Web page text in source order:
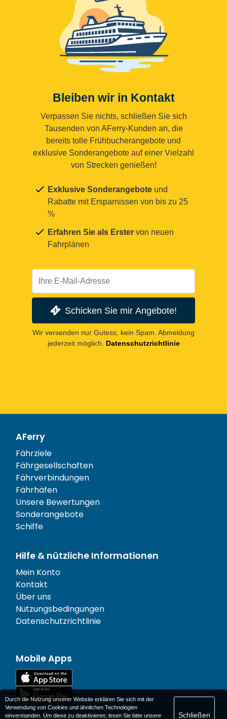
Bleiben wir in Kontakt
Verpassen Sie nichts, schließen Sie sich
Tausenden von AFerry-Kunden an, die
bereits tolle Frühbucherangebote und
exklusive Sonderangebote auf einer Vielzahl
von Strecken genießen!
Exklusive Sonderangebote und
Rabatte mit Ersparnissen von bis zu 25
%
Erfahren Sie als Erster von neuen
Fahrplänen
Schicken Sie mir Angebote!
Wir versenden nur Gutess, kein Spam. Abmeldung
jederzeit möglich. Datenschutzrichtlinie
AFerry
Fährziele
Fährgesellschaften
Fährverbindungen
Fährhäfen
Unsere Bewertungen
Sonderangebote
Schiffe
Hilfe & nützliche Informationen
Mein Konto
Kontakt
Über uns
Nutzungsbedingungen
Datenschutzrichtlinie
Mobile Apps
Durch die Nutzung unserer Website erklären Sie sich mit der
Verwendung von Cookies und ähnlichen Technologien
einverstanden. Um diese zu deaktivieren, lesen Sie bitte unsere
Schließen